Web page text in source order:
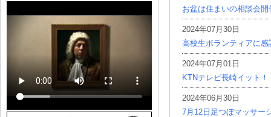
お盆は住まいの相談会開
2024年07月30日
高校生ボランティアに感
2024年07月01日
KTNテレビ長崎イット！
2024年06月30日
7月12日足つぼマッサー